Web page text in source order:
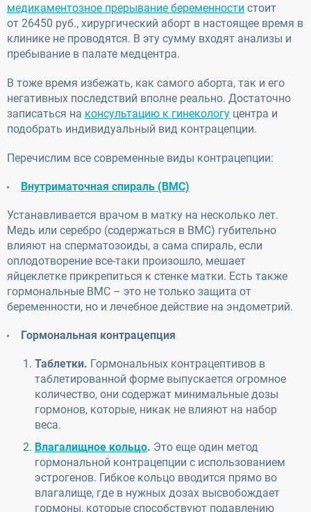
медикаментозное прерывание беременности стоит
от 26450 руб., хирургический аборт в настоящее время в
клинике не проводятся. В эту сумму входят анализы и
пребывание в палате медцентра.
В тоже время избежать, как самого аборта, так и его
негативных последствий вполне реально. Достаточно
записаться на консультацию к гинекологу центра и
подобрать индивидуальный вид контрацепции.
Перечислим все современные виды контрацепции:
Внутриматочная спираль (ВМС)
Устанавливается врачом в матку на несколько лет.
Медь или серебро (содержаться в ВМС) губительно
влияют на сперматозоиды, а сама спираль, если
оплодотворение все-таки произошло, мешает
яйцеклетке прикрепиться к стенке матки. Есть также
гормональные ВМС – это не только защита от
беременности, но и лечебное действие на эндометрий.
Гормональная контрацепция
Таблетки. Гормональных контрацептивов в
таблетированной форме выпускается огромное
количество, они содержат минимальные дозы
гормонов, которые, никак не влияют на набор
веса.
Влагалищное кольцо. Это еще один метод
гормональной контрацепции с использованием
эстрогенов. Гибкое кольцо вводится прямо во
влагалище, где в нужных дозах высвобождает
гормоны, которые способствуют подавлению